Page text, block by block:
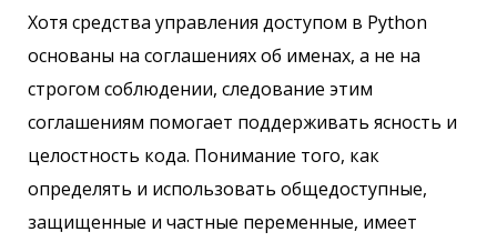
Хотя средства управления доступом в Python
основаны на соглашениях об именах, а не на
строгом соблюдении, следование этим
соглашениям помогает поддерживать ясность и
целостность кода. Понимание того, как
определять и использовать общедоступные,
защищенные и частные переменные, имеет